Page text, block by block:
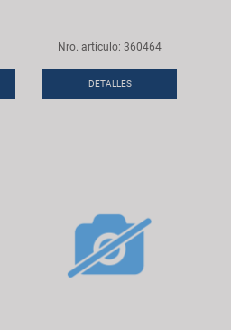
Nro. artículo: 360464
DETALLES